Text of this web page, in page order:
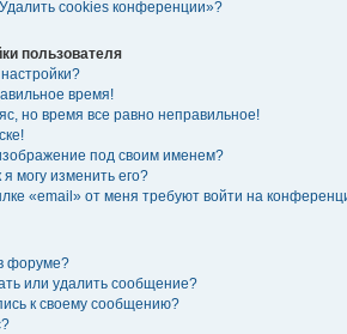
cookies конференции»?
пользователя
время!
но время все равно неправильное!
под своим именем?
я могу изменить его?
«email» от меня требуют войти на
форуме?
или удалить сообщение?
к своему сообщению?